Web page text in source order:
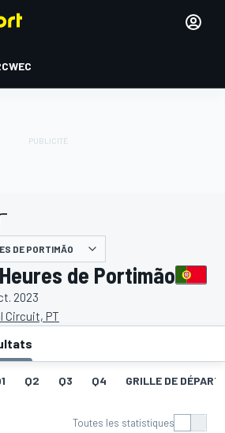
WEC
DE PORTIMÃO
de Portimão
2023
Circuit, PT
Q2 Q3 Q4 GRILLE DE DÉPART
Toutes les statistiques